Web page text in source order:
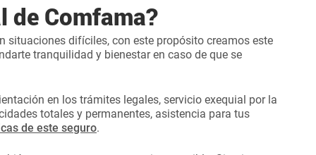
de Comfama?
situaciones difíciles, con este propósito creamos este
tranquilidad y bienestar en caso de que se
en los trámites legales, servicio exequial por la
totales y permanentes, asistencia para tus
de este seguro.